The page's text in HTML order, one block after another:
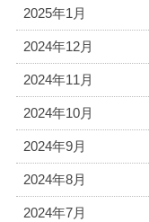
2025年1月
2024年12月
2024年11月
2024年10月
2024年9月
2024年8月
2024年7月